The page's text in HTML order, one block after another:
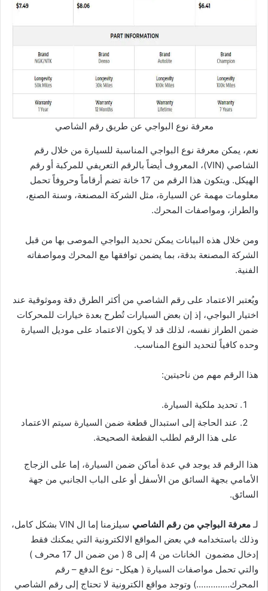
معرفة نوع البواجي عن طريق رقم الشاصي
نعم، يمكن معرفة نوع البواجي المناسبة للسيارة من خلال رقم
الشاصي (VIN)، المعروف أيضاً بالرقم التعريفي للمركبة أو رقم
الهيكل. ويتكون هذا الرقم من 17 خانة تضم أرقاماً وحروفاً تحمل
معلومات مهمة عن السيارة، مثل الشركة المصنعة، وسنة الصنع،
والطراز، ومواصفات المحرك.
ومن خلال هذه البيانات يمكن تحديد البواجي الموصى بها من قبل
الشركة المصنعة بدقة، بما يضمن توافقها مع المحرك ومواصفاته
الفنية.
ويُعتبر الاعتماد على رقم الشاصي من أكثر الطرق دقة وموثوقية عند
اختيار البواجي، إذ إن بعض السيارات تُطرح بعدة خيارات للمحركات
ضمن الطراز نفسه، لذلك قد لا يكون الاعتماد على موديل السيارة
وحده كافياً لتحديد النوع المناسب.
هذا الرقم مهم من ناحيتين:
تحديد ملكية السيارة.
عند الحاجة إلى استبدال قطعة ضمن السيارة سيتم الاعتماد
على هذا الرقم لطلب القطعة الصحيحة.
هذا الرقم قد يوجد في عدة أماكن ضمن السيارة، إما على الزجاج
الأمامي بجهة السائق من الأسفل أو على الباب الجانبي من جهة
السائق.
لـ معرفة البواجي من رقم الشاصي
سيلزمنا إما ال VIN بشكل كامل،
وذلك باستخدامه في بعض المواقع الالكترونية التي يمكنك فقط
إدخال مضمون الخانات من 4 إلى 8 ( من ضمن ال 17 محرف )
والتي تحمل مواصفات السيارة ( هيكل- نوع الدفع – رقم
المحرك…………..) وتوجد مواقع الكترونية لا تحتاج إلى رقم الشاصي